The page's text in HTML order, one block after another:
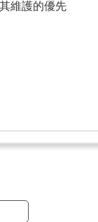
維護的優先